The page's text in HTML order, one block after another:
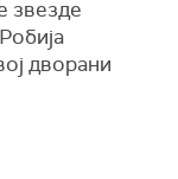
звезде
дворани